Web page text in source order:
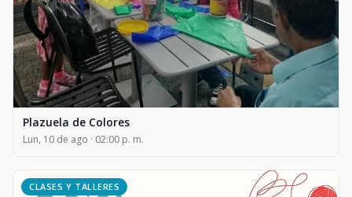
Plazuela de Colores
Lun, 10 de ago · 02:00 p. m.
CLASES Y TALLERES